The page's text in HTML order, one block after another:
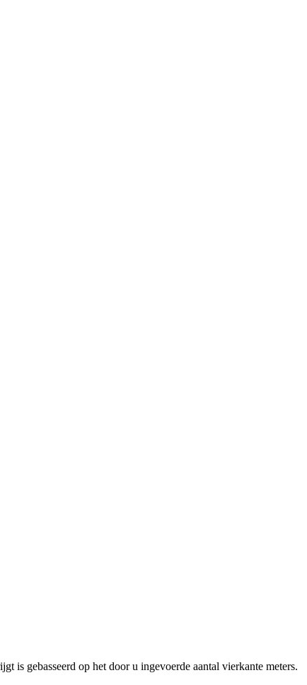
is gebasseerd op het door u ingevoerde aantal vierkante meters.